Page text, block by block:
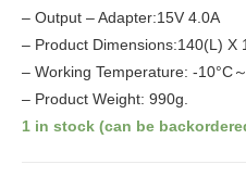
– Output – Adapter:15V 4.0A
– Product Dimensions:140(L) X
– Working Temperature: -10°C
– Product Weight: 990g.
1 in stock (can be